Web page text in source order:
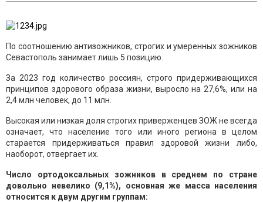
По соотношению антизожников, строгих и умеренных зожников
Севастополь занимает лишь 5 позицию.
За 2023 год количество россиян, строго придерживающихся
принципов здорового образа жизни, выросло на 27,6%, или на
2,4 млн человек, до 11 млн.
Высокая или низкая доля строгих приверженцев ЗОЖ не всегда
означает, что население того или иного региона в целом
старается придерживаться правил здоровой жизни либо,
наоборот, отвергает их.
Число ортодоксальных зожников в среднем по стране
довольно невелико (9,1%), основная же масса населения
относится к двум другим группам: